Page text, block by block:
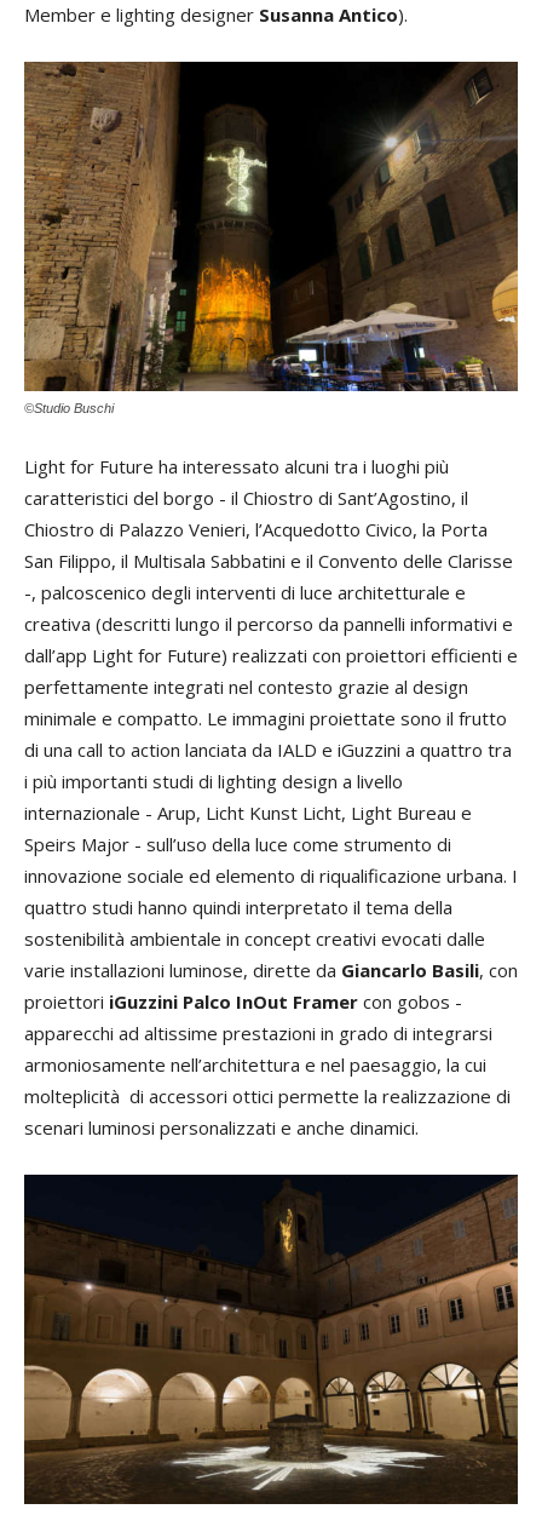
Member e lighting designer Susanna Antico).
©Studio Buschi
Light for Future ha interessato alcuni tra i luoghi più
caratteristici del borgo - il Chiostro di Sant’Agostino, il
Chiostro di Palazzo Venieri, l’Acquedotto Civico, la Porta
San Filippo, il Multisala Sabbatini e il Convento delle Clarisse
-, palcoscenico degli interventi di luce architetturale e
creativa (descritti lungo il percorso da pannelli informativi e
dall’app Light for Future) realizzati con proiettori efficienti e
perfettamente integrati nel contesto grazie al design
minimale e compatto. Le immagini proiettate sono il frutto
di una call to action lanciata da IALD e iGuzzini a quattro tra
i più importanti studi di lighting design a livello
internazionale - Arup, Licht Kunst Licht, Light Bureau e
Speirs Major - sull’uso della luce come strumento di
innovazione sociale ed elemento di riqualificazione urbana. I
quattro studi hanno quindi interpretato il tema della
sostenibilità ambientale in concept creativi evocati dalle
varie installazioni luminose, dirette da Giancarlo Basili, con
proiettori iGuzzini Palco InOut Framer con gobos -
apparecchi ad altissime prestazioni in grado di integrarsi
armoniosamente nell’architettura e nel paesaggio, la cui
molteplicità di accessori ottici permette la realizzazione di
scenari luminosi personalizzati e anche dinamici.